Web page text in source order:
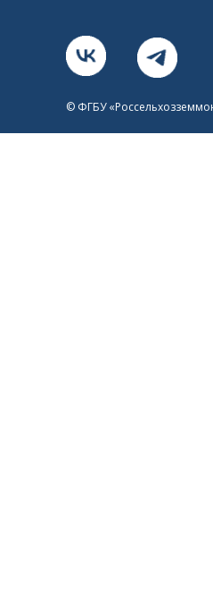
© ФГБУ